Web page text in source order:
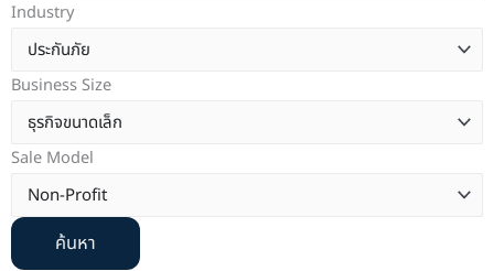
Industry
Business Size
Sale Model
ค้นหา